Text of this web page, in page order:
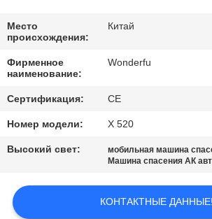
СВЯЖИТЕСЬ
МЫ
СПРОСИТЕ
ЦИТАТУ
КАРТА
САЙТА
Место
происхождения:
Китай
Фирменное
наименование:
Wonderfu
Сертификация: CE
Номер модели: X 520
Высокий свет: мобильная машина
Машина спасения АК
КОНТАКТНЫЕ ДАННЫЕ!